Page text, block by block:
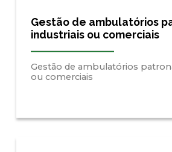
Gestão de ambulatórios
industriais ou comerciais
Gestão de ambulatórios
ou comerciais